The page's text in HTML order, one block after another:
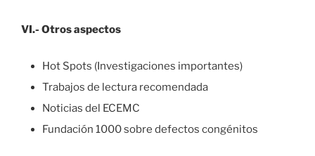
VI.- Otros aspectos
Hot Spots (Investigaciones importantes)
Trabajos de lectura recomendada
Noticias del ECEMC
Fundación 1000 sobre defectos congénitos